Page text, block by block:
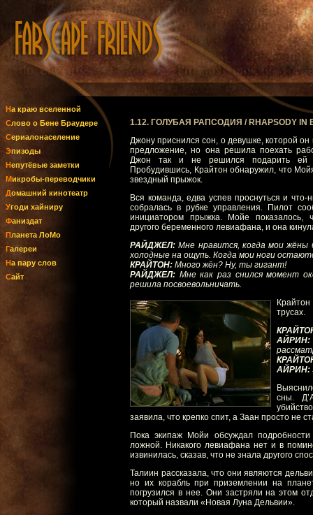
На краю вселенной
Слово о Бене Браудере
Сериалонаселение
Эпизоды
Непутёвые заметки
Микробы-переводчики
Домашний кинотеатр
Угоди хайниру
Фаниздат
Планета ЛоМо
Галереи
На пару слов
Сайт
1.12. ГОЛУБАЯ РАПСОДИЯ / RHAPSODY IN
Джону приснился сон, о девушке, которой он
предложение, но она решила поехать
Джон так и не решился подарить ей
Пробудившись, Крайтон обнаружил, что
звездный прыжок.
Вся команда, едва успев проснуться и что-
собралась в рубке управления. Пилот
инициатором прыжка. Мойе показалось,
другого беременного левиафана, и она
РАЙДЖЕЛ: Мне нравится, когда мои жёны
холодные на ощупь. Когда мои ноги
КРАЙТОН: Много жён? Ну, ты гигант!
РАЙДЖЕЛ: Мне как раз снился момент
решила посвоевольничать.
трусах.
АЙРИН:
АЙРИН:
сны.
заявила, что крепко спит, а Заан просто не
Пока экипаж Мойи обсуждал
ложной. Никакого левиафана нет и в
извинилась, сказав, что не знала другого
Талиин рассказала, что они являются
но их корабль при приземлении на
погрузился в нее. Они застряли на этом
который назвали «Новая Луна Дельвии».